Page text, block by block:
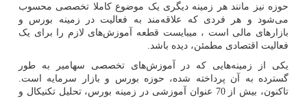
حوزه نیز مانند هر زمینه دیگری یک موضوع کاملا تخصصی محسوب
می‌‌شود و هر فردی که علاقه‌‌مند به فعالیت در زمینه بورس و
بازارهای مالی است ، میبایست قطعه آموزش‌های لازم را برای یک
فعالیت اقتصادی مطمئن، دیده باشد.
یکی از زمینه‌‌هایی که در آموزش‌های تخصصی سهامیر به طور
گسترده به آن پرداخته شده، حوزه بورس و بازار سرمایه است.
تاکنون، بیش از 70 عنوان آموزشی در زمینه بورس، تحلیل تکنیکال و